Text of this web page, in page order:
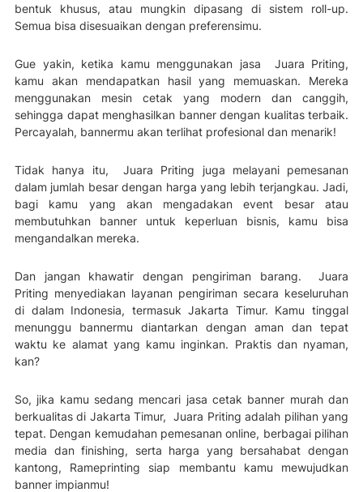
bentuk khusus, atau mungkin dipasang di sistem roll-up.
Semua bisa disesuaikan dengan preferensimu.
Gue yakin, ketika kamu menggunakan jasa Juara Priting,
kamu akan mendapatkan hasil yang memuaskan. Mereka
menggunakan mesin cetak yang modern dan canggih,
sehingga dapat menghasilkan banner dengan kualitas terbaik.
Percayalah, bannermu akan terlihat profesional dan menarik!
Tidak hanya itu, Juara Priting juga melayani pemesanan
dalam jumlah besar dengan harga yang lebih terjangkau. Jadi,
bagi kamu yang akan mengadakan event besar atau
membutuhkan banner untuk keperluan bisnis, kamu bisa
mengandalkan mereka.
Dan jangan khawatir dengan pengiriman barang. Juara
Priting menyediakan layanan pengiriman secara keseluruhan
di dalam Indonesia, termasuk Jakarta Timur. Kamu tinggal
menunggu bannermu diantarkan dengan aman dan tepat
waktu ke alamat yang kamu inginkan. Praktis dan nyaman,
kan?
So, jika kamu sedang mencari jasa cetak banner murah dan
berkualitas di Jakarta Timur, Juara Priting adalah pilihan yang
tepat. Dengan kemudahan pemesanan online, berbagai pilihan
media dan finishing, serta harga yang bersahabat dengan
kantong, Rameprinting siap membantu kamu mewujudkan
banner impianmu!